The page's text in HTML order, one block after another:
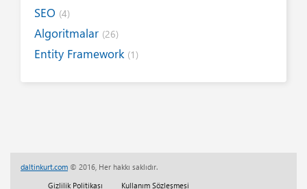
SEO (4)
Algoritmalar (26)
Entity Framework (1)
daltinkurt.com © 2016, Her hakkı saklıdır.
Gizlilik Politikası
Kullanım Sözleşmesi